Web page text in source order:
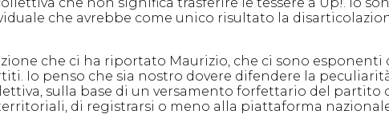
che avrebbe come unico risultato la
che ci ha riportato Maurizio, che ci sono esponenti
Io penso che sia nostro dovere difendere la
sulla base di un versamento forfettario del
di registrarsi o meno alla piattaforma